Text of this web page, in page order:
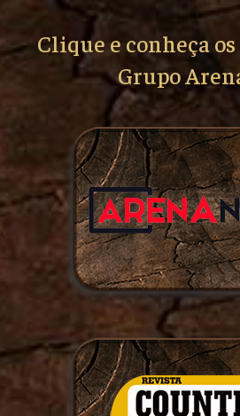
Clique e conheça
Grupo